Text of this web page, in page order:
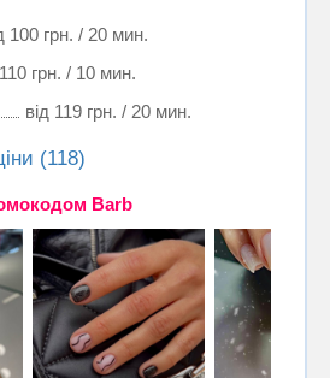
100 грн. / 20 мин.
110 грн. / 10 мин.
від 119 грн. / 20 мин.
(118)
Barb